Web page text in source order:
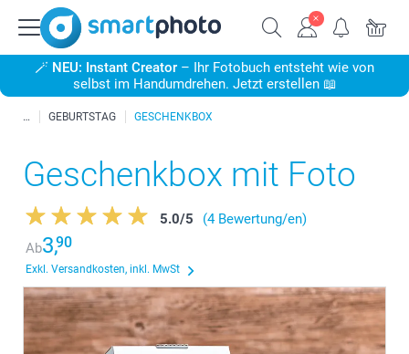
🪄 NEU: Instant Creator – Ihr Fotobuch entsteht wie von
selbst im Handumdrehen. Jetzt erstellen 📖
GEBURTSTAG GESCHENKBOX
Geschenkbox mit Foto
5.0/5
(4 Bewertung/en)
Ab3,90
Exkl. Versandkosten, inkl. MwSt